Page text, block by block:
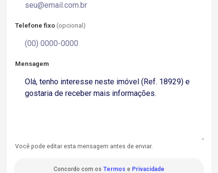
Telefone fixo (opcional)
Mensagem
Você pode editar esta mensagem antes de enviar.
Concordo com os Termos e Privacidade